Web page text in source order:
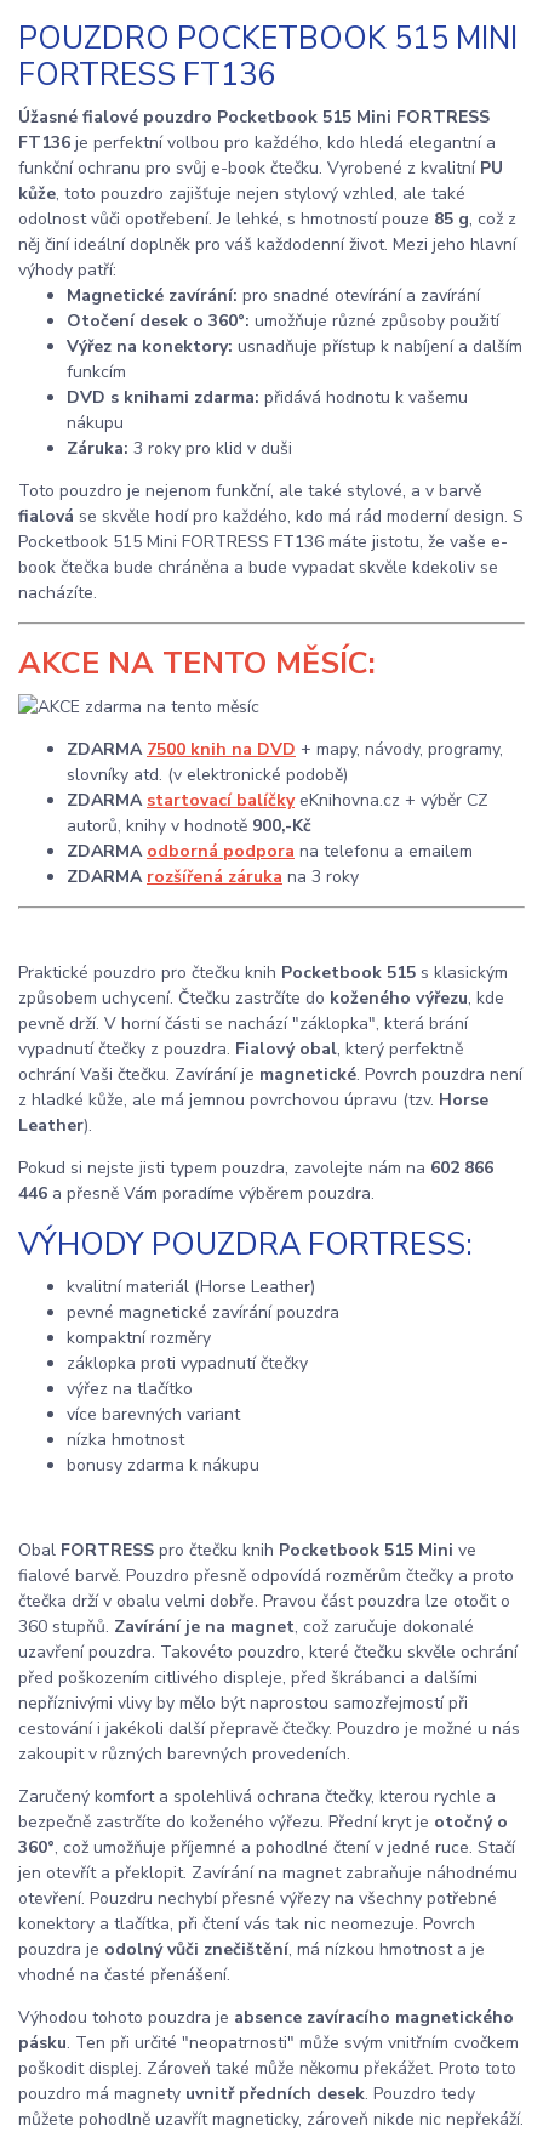
POUZDRO POCKETBOOK 515 MINI
FORTRESS FT136
Úžasné fialové pouzdro Pocketbook 515 Mini FORTRESS
FT136 je perfektní volbou pro každého, kdo hledá elegantní a
funkční ochranu pro svůj e-book čtečku. Vyrobené z kvalitní PU
kůže, toto pouzdro zajišťuje nejen stylový vzhled, ale také
odolnost vůči opotřebení. Je lehké, s hmotností pouze 85 g, což z
něj činí ideální doplněk pro váš každodenní život. Mezi jeho hlavní
výhody patří:
Magnetické zavírání: pro snadné otevírání a zavírání
Otočení desek o 360°: umožňuje různé způsoby použití
Výřez na konektory: usnadňuje přístup k nabíjení a dalším
funkcím
DVD s knihami zdarma: přidává hodnotu k vašemu
nákupu
Záruka: 3 roky pro klid v duši
Toto pouzdro je nejenom funkční, ale také stylové, a v barvě
fialová se skvěle hodí pro každého, kdo má rád moderní design. S
Pocketbook 515 Mini FORTRESS FT136 máte jistotu, že vaše e-
book čtečka bude chráněna a bude vypadat skvěle kdekoliv se
nacházíte.
AKCE NA TENTO MĚSÍC:
ZDARMA 7500 knih na DVD + mapy, návody, programy,
slovníky atd. (v elektronické podobě)
ZDARMA startovací balíčkyeKnihovna.cz + výběr CZ
autorů, knihy v hodnotě 900,-Kč
ZDARMA odborná podpora na telefonu a emailem
ZDARMA rozšířená záruka na 3 roky
Praktické pouzdro pro čtečku knih Pocketbook 515 s klasickým
způsobem uchycení. Čtečku zastrčíte do koženého výřezu, kde
pevně drží. V horní části se nachází "záklopka", která brání
vypadnutí čtečky z pouzdra. Fialový obal, který perfektně
ochrání Vaši čtečku. Zavírání je magnetické. Povrch pouzdra není
z hladké kůže, ale má jemnou povrchovou úpravu (tzv. Horse
Leather).
Pokud si nejste jisti typem pouzdra, zavolejte nám na 602 866
446 a přesně Vám poradíme výběrem pouzdra.
VÝHODY POUZDRA FORTRESS:
kvalitní materiál (Horse Leather)
pevné magnetické zavírání pouzdra
kompaktní rozměry
záklopka proti vypadnutí čtečky
výřez na tlačítko
více barevných variant
nízka hmotnost
bonusy zdarma k nákupu
Obal FORTRESS pro čtečku knih Pocketbook 515 Mini ve
fialové barvě. Pouzdro přesně odpovídá rozměrům čtečky a proto
čtečka drží v obalu velmi dobře. Pravou část pouzdra lze otočit o
360 stupňů. Zavírání je na magnet, což zaručuje dokonalé
uzavření pouzdra. Takovéto pouzdro, které čtečku skvěle ochrání
před poškozením citlivého displeje, před škrábanci a dalšími
nepříznivými vlivy by mělo být naprostou samozřejmostí při
cestování i jakékoli další přepravě čtečky. Pouzdro je možné u nás
zakoupit v různých barevných provedeních.
Zaručený komfort a spolehlivá ochrana čtečky, kterou rychle a
bezpečně zastrčíte do koženého výřezu. Přední kryt je otočný o
360°, což umožňuje příjemné a pohodlné čtení v jedné ruce. Stačí
jen otevřít a překlopit. Zavírání na magnet zabraňuje náhodnému
otevření. Pouzdru nechybí přesné výřezy na všechny potřebné
konektory a tlačítka, při čtení vás tak nic neomezuje. Povrch
pouzdra je odolný vůči znečištění, má nízkou hmotnost a je
vhodné na časté přenášení.
Výhodou tohoto pouzdra je absence zavíracího magnetického
pásku. Ten při určité "neopatrnosti" může svým vnitřním cvočkem
poškodit displej. Zároveň také může někomu překážet. Proto toto
pouzdro má magnety uvnitř předních desek. Pouzdro tedy
můžete pohodlně uzavřít magneticky, zároveň nikde nic nepřekáží.